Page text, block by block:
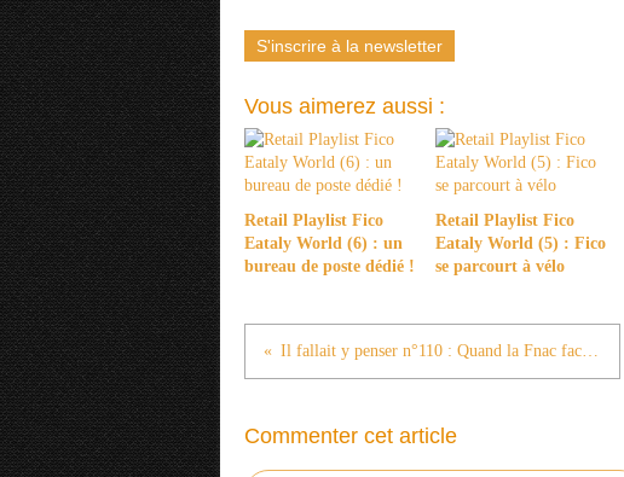
S'inscrire à la newsletter
Vous aimerez aussi :
Retail Playlist Fico
Eataly World (6) : un
bureau de poste dédié !
Retail Playlist Fico
Eataly World (5) : Fico
se parcourt à vélo
Il fallait y penser n°110 : Quand la Fnac facilite l'accès à ses conseillers
Commenter cet article